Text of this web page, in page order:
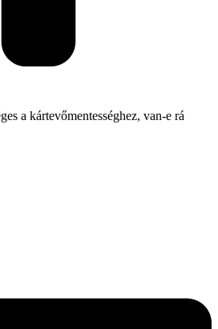
a kártevőmentességhez, van-e rá